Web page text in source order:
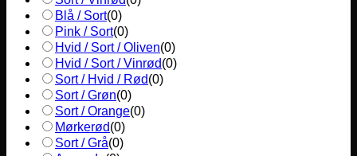
Blå / Sort(0)
Pink / Sort(0)
Hvid / Sort / Oliven(0)
Hvid / Sort / Vinrød(0)
Sort / Hvid / Rød(0)
Sort / Grøn(0)
Sort / Orange(0)
Mørkerød(0)
Sort / Grå(0)